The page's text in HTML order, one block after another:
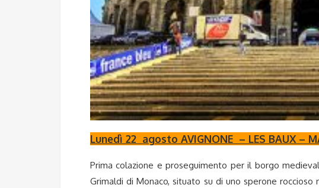
Lunedì 22 agosto AVIGNONE – LES BAUX –
Prima colazione e proseguimento per il borgo
Grimaldi di Monaco, situato su di uno sperone